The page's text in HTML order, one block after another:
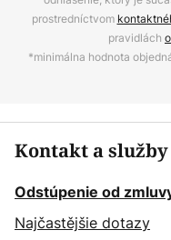
prostredníctvom
pravidlách
*minimálna hodnota
Kontakt a služby
Odstúpenie od
Najčastějšie dotazy